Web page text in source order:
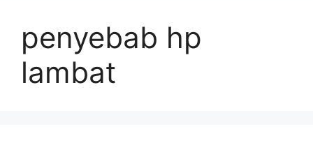
penyebab hp
lambat